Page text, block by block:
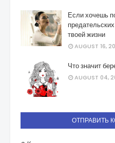
Если хочешь
твоей жизни
AUGUST 16,
Что значит
AUGUST 04,
ОТПРАВИТЬ